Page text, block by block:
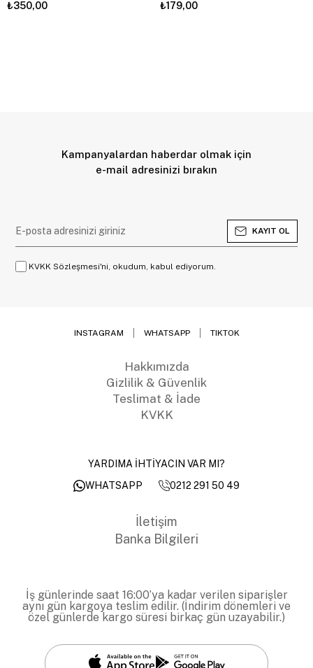
₺350,00 ₺179,00
Kampanyalardan haberdar olmak için
e-mail adresinizi bırakın
KAYIT OL
KVKK Sözleşmesi'ni, okudum, kabul ediyorum.
INSTAGRAM WHATSAPP TIKTOK
Hakkımızda
Gizlilik & Güvenlik
Teslimat & İade
KVKK
YARDIMA İHTİYACIN VAR MI?
WHATSAPP
0212 291 50 49
İletişim
Banka Bilgileri
İş günlerinde saat 16:00’ya kadar verilen siparişler
aynı gün kargoya teslim edilir. (İndirim dönemleri ve
özel günlerde kargo süresi birkaç gün uzayabilir.)